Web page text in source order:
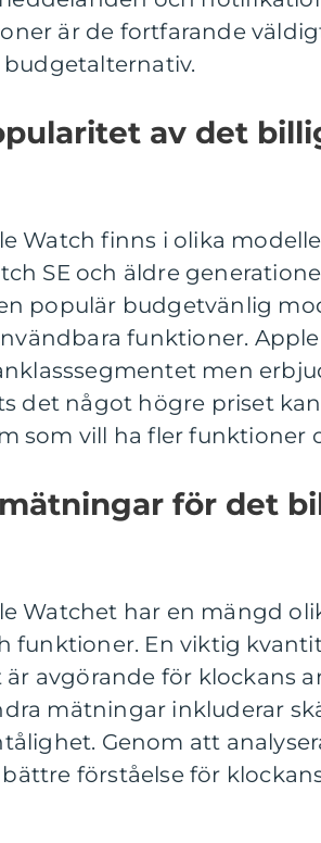
är de fortfarande
av det
Watch finns i olika
SE och äldre
populär budgetvänlig
funktioner. Apple
men
det något högre priset
som vill ha fler funktioner
för det
Watchet har en mängd
funktioner. En viktig
avgörande för klockans
mätningar inkluderar
Genom att
förståelse för